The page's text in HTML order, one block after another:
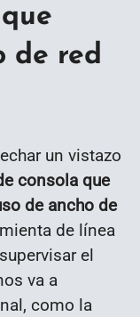
de red
un vistazo
consola que
de ancho de
de línea
el
va a
como la